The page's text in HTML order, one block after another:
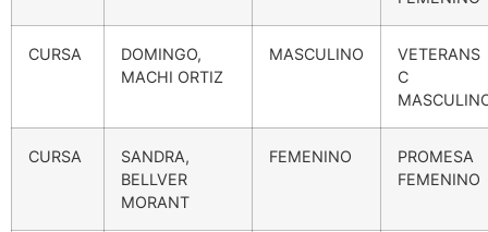
CURSA
DOMINGO,
MACHI ORTIZ
MASCULINO
VETERANS
C
CURSA
SANDRA,
BELLVER
MORANT
FEMENINO
PROMESA
FEMENINO